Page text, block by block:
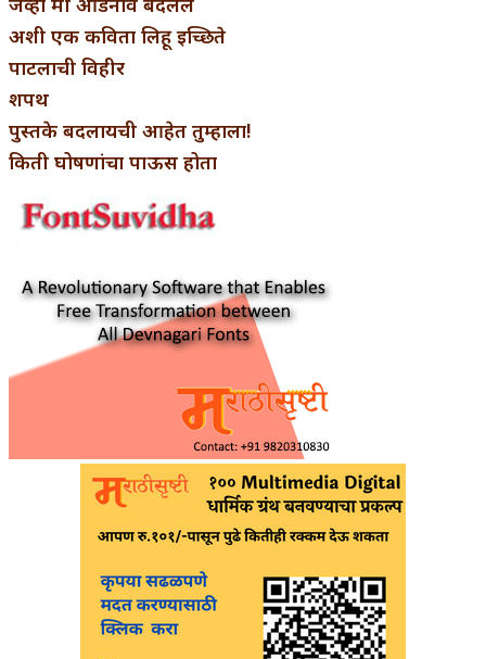
अशी एक कविता लिहू इच्छिते
पाटलाची विहीर
शपथ
पुस्तके बदलायची आहेत तुम्हाला!
किती घोषणांचा पाऊस होता